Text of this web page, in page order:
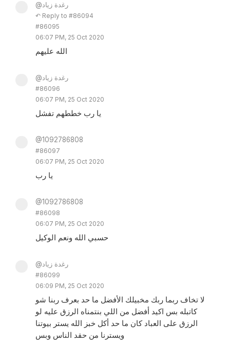
@رغدة زياد
↶ Reply to #86094
#86095
06:07 PM, 25 Oct 2020
الله عليهم
@رغدة زياد
#86096
06:07 PM, 25 Oct 2020
يا رب خططهم تفشل
@1092786808
#86097
06:07 PM, 25 Oct 2020
يا رب
@1092786808
#86098
06:07 PM, 25 Oct 2020
حسبي الله ونعم الوكيل
@رغدة زياد
#86099
06:09 PM, 25 Oct 2020
لا تخاف ربما ربك مخبيلك الأفضل ما حد بعرف ربنا شو
كاتبله بس اكيد أفضل من اللي بنتمناه الرزق عليه لو
الرزق على العباد كان ما حد أكل خبز الله يستر بيوتنا
ويسترنا من حقد الناس وبس